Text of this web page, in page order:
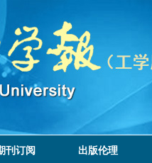
刊订阅 出版伦理